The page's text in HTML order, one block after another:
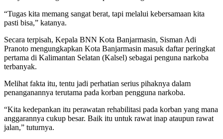
“Tugas kita memang sangat berat, tapi melalui kebersamaan kita
pasti bisa,” katanya.
Secara terpisah, Kepala BNN Kota Banjarmasin, Sisman Adi
Pranoto mengungkapkan Kota Banjarmasin masuk daftar peringkat
pertama di Kalimantan Selatan (Kalsel) sebagai penguna narkoba
terbanyak.
Melihat fakta itu, tentu jadi perhatian serius pihaknya dalam
penanganannya terutama pada korban pengguna narkoba.
“Kita kedepankan itu perawatan rehabilitasi pada korban yang mana
anggarannya cukup besar. Baik itu untuk rawat inap ataupun rawat
jalan,” tuturnya.